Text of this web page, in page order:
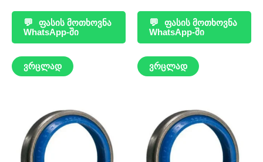
💬
ფასის მოთხოვნა
WhatsApp-ში
ვრცლად
💬
ფასის მოთხოვნა
WhatsApp-ში
ვრცლად